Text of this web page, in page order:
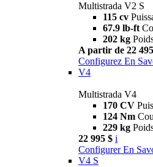
Multistrada V2 S
115 cv
67.9 lb-ft
202 kg
A partir de 22
Configurez En
V4
Multistrada V4
170 CV
124 Nm
229 kg
22 995 $ i
Configurer En
V4 S